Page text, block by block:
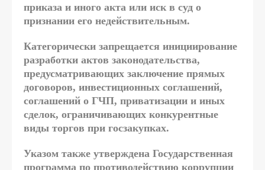
приказа и иного акта или иск в суд о
признании его недействительным.
Категорически запрещается инициирование
разработки актов законодательства,
предусматривающих заключение прямых
договоров, инвестиционных соглашений,
соглашений о ГЧП, приватизации и иных
сделок, ограничивающих конкурентные
виды торгов при госзакупках.
Указом также утверждена Государственная
программа по противодействию коррупции